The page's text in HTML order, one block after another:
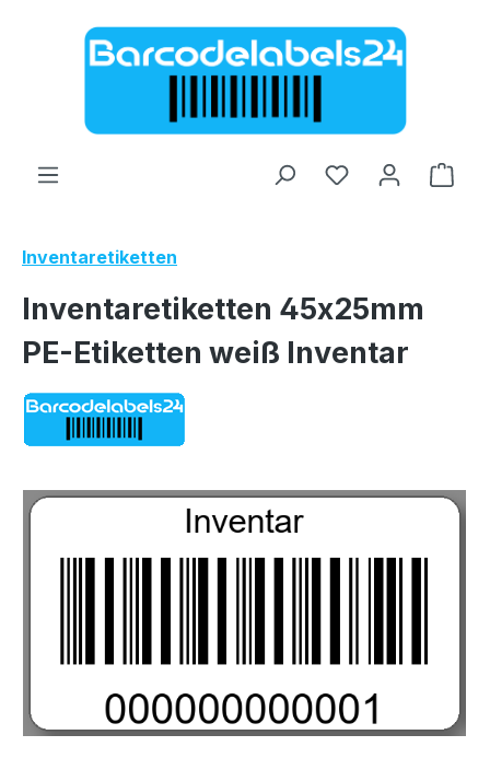
Zum Hauptinhalt springen
Inventaretiketten
Inventaretiketten 45x25mm
PE-Etiketten weiß Inventar
Bildergalerie überspringen